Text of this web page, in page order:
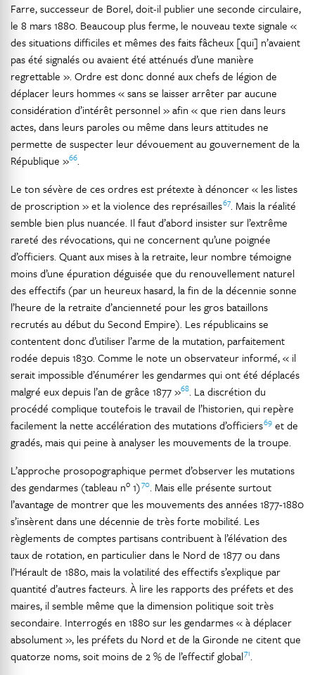
Farre, successeur de Borel, doit-il publier une seconde circulaire,
le 8 mars 1880. Beaucoup plus ferme, le nouveau texte signale «
des situations difficiles et mêmes des faits fâcheux [qui] n’avaient
pas été signalés ou avaient été atténués d’une manière
regrettable ». Ordre est donc donné aux chefs de légion de
déplacer leurs hommes « sans se laisser arrêter par aucune
considération d’intérêt personnel » afin « que rien dans leurs
actes, dans leurs paroles ou même dans leurs attitudes ne
permette de suspecter leur dévouement au gouvernement de la
République »66.
Le ton sévère de ces ordres est prétexte à dénoncer « les listes
de proscription » et la violence des représailles67. Mais la réalité
semble bien plus nuancée. Il faut d’abord insister sur l’extrême
rareté des révocations, qui ne concernent qu’une poignée
d’officiers. Quant aux mises à la retraite, leur nombre témoigne
moins d’une épuration déguisée que du renouvellement naturel
des effectifs (par un heureux hasard, la fin de la décennie sonne
l’heure de la retraite d’ancienneté pour les gros bataillons
recrutés au début du Second Empire). Les républicains se
contentent donc d’utiliser l’arme de la mutation, parfaitement
rodée depuis 1830. Comme le note un observateur informé, « il
serait impossible d’énumérer les gendarmes qui ont été déplacés
malgré eux depuis l’an de grâce 1877 »68. La discrétion du
procédé complique toutefois le travail de l’historien, qui repère
facilement la nette accélération des mutations d’officiers69 et de
gradés, mais qui peine à analyser les mouvements de la troupe.
L’approche prosopographique permet d’observer les mutations
des gendarmes (tableau no 1)70. Mais elle présente surtout
l’avantage de montrer que les mouvements des années 1877-1880
s’insèrent dans une décennie de très forte mobilité. Les
règlements de comptes partisans contribuent à l’élévation des
taux de rotation, en particulier dans le Nord de 1877 ou dans
l’Hérault de 1880, mais la volatilité des effectifs s’explique par
quantité d’autres facteurs. À lire les rapports des préfets et des
maires, il semble même que la dimension politique soit très
secondaire. Interrogés en 1880 sur les gendarmes « à déplacer
absolument », les préfets du Nord et de la Gironde ne citent que
quatorze noms, soit moins de 2 % de l’effectif global71.